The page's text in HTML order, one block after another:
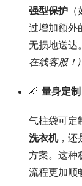
强型保护
过增加额外
无损地送达。
在线客服！)
📏 量身定
气柱袋可定
洗衣机，还
方案。这种
流程更加顺